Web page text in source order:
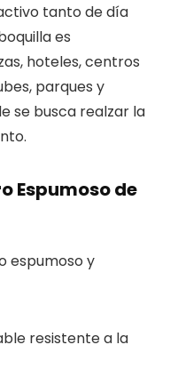
tanto de día
es
hoteles, centros
parques y
se busca realzar la
Espumoso de
espumoso y
resistente a la